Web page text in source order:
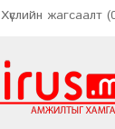
Хүслийн жагсаалт